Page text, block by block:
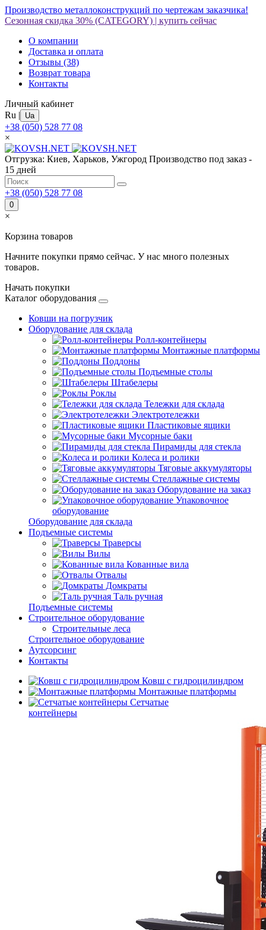
Производство металлоконструкций по чертежам заказчика!
Сезонная скидка 30% (CATEGORY) | купить сейчас
О компании
Доставка и оплата
Отзывы (38)
Возврат товара
Контакты
Личный кабинет
Ru | Ua
+38 (050) 528 77 08
×
Отгрузка: Киев, Харьков, Ужгород Производство под заказ -
15 дней
+38 (050) 528 77 08
0
×
Корзина товаров
Начните покупки прямо сейчас. У нас много полезных
товаров.
Начать покупки
Каталог оборудования
Ковши на погрузчик
Оборудование для склада
Ролл-контейнеры
Монтажные платформы
Поддоны
Подъемные столы
Штабелеры
Роклы
Тележки для склада
Электротележки
Пластиковые ящики
Мусорные баки
Пирамиды для стекла
Колеса и ролики
Тяговые аккумуляторы
Стеллажные системы
Оборудование на заказ
Упаковочное
оборудование
Оборудование для склада
Подъемные системы
Траверсы
Вилы
Кованные вила
Отвалы
Домкраты
Таль ручная
Подъемные системы
Строительное оборудование
Строительные леса
Строительное оборудование
Аутсорсинг
Контакты
Ковш с гидроцилиндром
Монтажные платформы
Сетчатые
контейнеры